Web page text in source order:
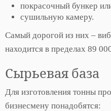
покрасочный бункер
сушильную камеру.
Самый дорогой из них –
находится в пределах 89
Сырьевая база
Для изготовления тонны
бизнесмену понадобятся: